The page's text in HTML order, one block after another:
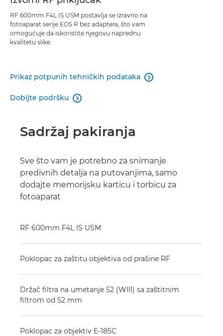
RF 600mm F4L IS USM postavlja se izravno na
fotoaparat serije EOS R bez adaptera, što vam
omogućuje da iskoristite njegovu naprednu
kvalitetu slike
Prikaz potpunih tehničkih podataka 
Dobijte podršku 
Sadržaj pakiranja
Sve što vam je potrebno za snimanje
predivnih detalja na putovanjima, samo
dodajte memorijsku karticu i torbicu za
fotoaparat
RF 600mm F4L IS USM
Poklopac za zaštitu objektiva od prašine RF
Držač filtra na umetanje 52 (WIII) sa zaštitnim
filtrom od 52 mm
Poklopac za objektiv E-185C